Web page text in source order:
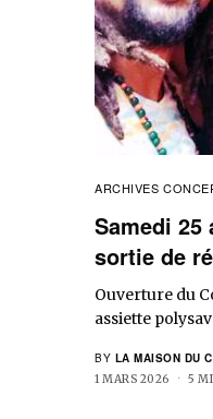
ARCHIVES
Samedi 25
sortie de
Ouverture du
assiette
BY LA MAISON DU
1 MARS 2026 5